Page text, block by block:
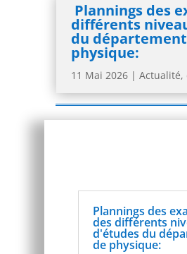
Plannings des
différents
du
physique:
11 Mai 2026| Actualité,
Plannings des
des différents
d'études du
de physique: